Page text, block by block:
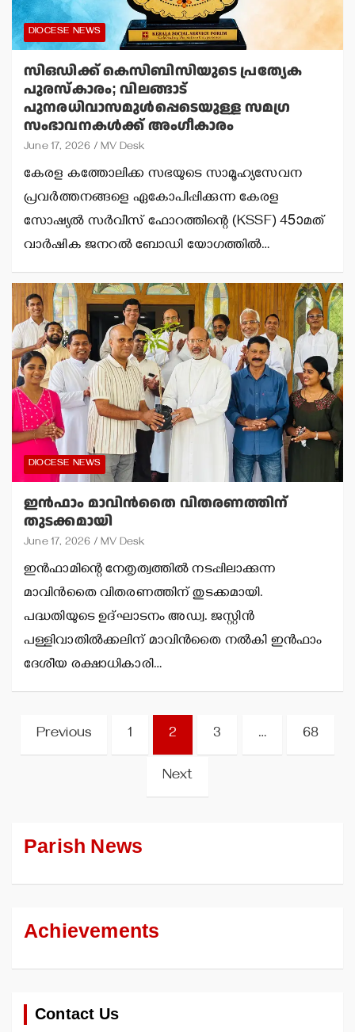
DIOCESE NEWS
സിഒഡിക്ക് കെസിബിസിയുടെ പ്രത്യേക
പുരസ്‌കാരം; വിലങ്ങാട്
പുനരധിവാസമുള്‍പ്പെടെയുള്ള സമഗ്ര
സംഭാവനകള്‍ക്ക് അംഗീകാരം
June 17, 2026 MV Desk
കേരള കത്തോലിക്ക സഭയുടെ സാമൂഹ്യസേവന
പ്രവര്‍ത്തനങ്ങളെ ഏകോപിപ്പിക്കുന്ന കേരള
സോഷ്യല്‍ സര്‍വീസ് ഫോറത്തിന്റെ (KSSF) 45ാമത്
വാര്‍ഷിക ജനറല്‍ ബോഡി യോഗത്തില്‍…
DIOCESE NEWS
ഇന്‍ഫാം മാവിന്‍തൈ വിതരണത്തിന്
തുടക്കമായി
June 17, 2026 MV Desk
ഇന്‍ഫാമിന്റെ നേതൃത്വത്തില്‍ നടപ്പിലാക്കുന്ന
മാവിന്‍തൈ വിതരണത്തിന് തുടക്കമായി.
പദ്ധതിയുടെ ഉദ്ഘാടനം അഡ്വ. ജസ്റ്റിന്‍
പള്ളിവാതില്‍ക്കലിന് മാവിന്‍തൈ നല്‍കി ഇന്‍ഫാം
ദേശീയ രക്ഷാധികാരി…
Posts
pagination
Previous 1 2 3 … 68
Next
Parish News
Achievements
Contact Us